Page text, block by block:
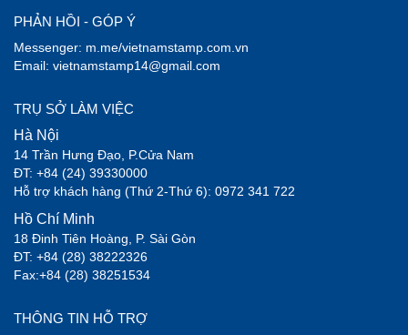
PHẢN HỒI - GÓP Ý
Messenger: m.me/vietnamstamp.com.vn
Email: vietnamstamp14@gmail.com
TRỤ SỞ LÀM VIỆC
Hà Nội
14 Trần Hưng Đạo, P.Cửa Nam
ĐT: +84 (24) 39330000
Hỗ trợ khách hàng (Thứ 2-Thứ 6): 0972 341 722
Hồ Chí Minh
18 Đinh Tiên Hoàng, P. Sài Gòn
ĐT: +84 (28) 38222326
Fax:+84 (28) 38251534
THÔNG TIN HỖ TRỢ